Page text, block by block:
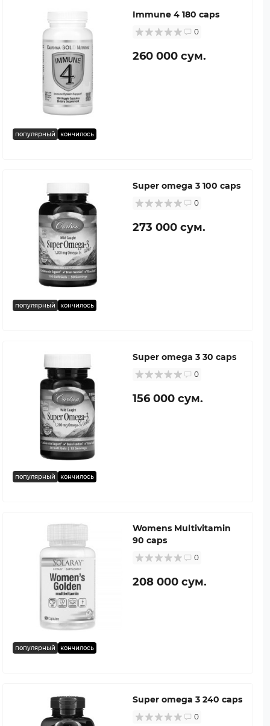
популярный кончилось
Immune 4 180 caps
0
260 000 сум.
популярный кончилось
Super omega 3 100 caps
0
273 000 сум.
популярный кончилось
Super omega 3 30 caps
0
156 000 сум.
популярный кончилось
Womens Multivitamin
90 caps
0
208 000 сум.
Super omega 3 240 caps
0